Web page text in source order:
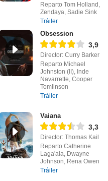
Reparto Tom Holland,
Zendaya, Sadie Sink
Tráiler
Obsession
3,9
Director: Curry Barker
Reparto Michael
Johnston (II), Inde
Navarrette, Cooper
Tomlinson
Tráiler
Vaiana
3,3
Director: Thomas Kail
Reparto Catherine
Laga'aia, Dwayne
Johnson, Rena Owen
Tráiler